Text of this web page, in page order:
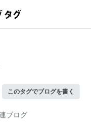
このタグでブログを書く
ブログ